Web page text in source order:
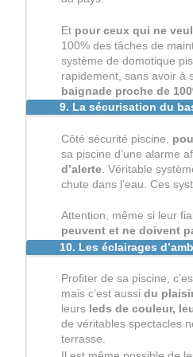
Et pour ceux qui ne
100% des tâches de
système de domotique
rapidement, sans avoir à
baignade proche de
9. La sécurisation du
Côté sécurité piscine,
sa piscine d’une alarme
d’alerte. Véritable
chute dans l’eau. Ces
Attention, même si leur
peuvent et ne doivent
10. Les éclairages
Profiter de sa piscine,
mais c’est aussi du
leurs leds de couleur,
de véritables spectacles
terrasse.